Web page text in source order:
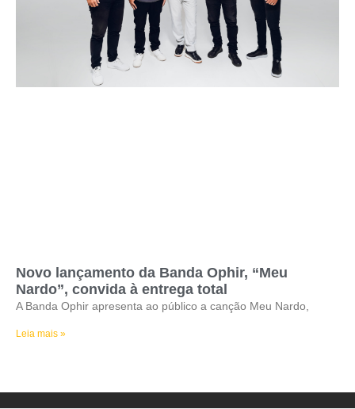
Novo lançamento da Banda Ophir, “Meu
Nardo”, convida à entrega total
A Banda Ophir apresenta ao público a canção Meu Nardo,
Leia mais »